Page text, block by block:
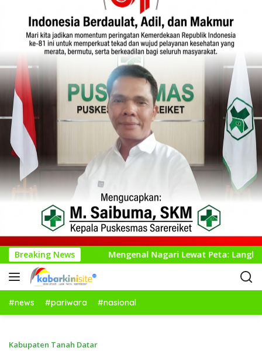
Breaking NewsMengenal Nagari Lewat Peta: Langkah Kecil untuk
#news #pariwara #nasional
Kabupaten Tanah Datar